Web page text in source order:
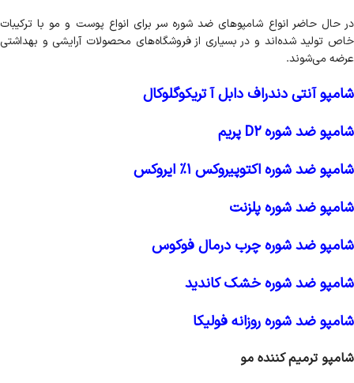
در حال حاضر انواع شامپوهای ضد شوره سر برای انواع پوست و مو با ترکیبات
خاص تولید شده‌اند و در بسیاری از فروشگاه‌های محصولات آرایشی و بهداشتی
عرضه می‌شوند.
شامپو آنتی دندراف دابل آ تریکوگلوکال
شامپو ضد شوره D2 پریم
شامپو ضد شوره اکتوپیروکس 1% ایروکس
شامپو ضد شوره پلزنت
شامپو ضد شوره چرب درمال فوکوس
شامپو ضد شوره خشک کاندید
شامپو ضد شوره روزانه فولیکا
شامپو ترمیم کننده مو